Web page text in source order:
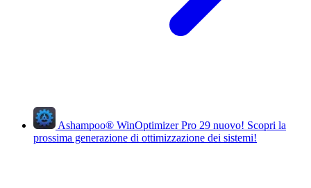
Ashampoo® WinOptimizer Pro 29 nuovo! Scopri la
prossima generazione di ottimizzazione dei sistemi!